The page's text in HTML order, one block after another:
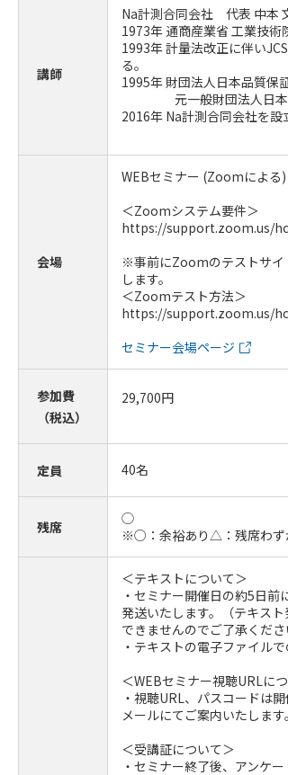
講師
Na計測合同会社 代表 中本
1973年 通商産業省 工業技術
1993年 計量法改正に伴い
る。
1995年 財団法人日本品質保
元一般財団法人日本品
2016年 Na計測合同会社を設
会場
WEBセミナー (Zoomによる)
＜Zoomシステム要件＞
https://support.zoom.us/
※事前にZoomのテストサイ
します。
＜Zoomテスト方法＞
https://support.zoom.us/
セミナー会場ページ
参加費
（税込）
29,700円
定員 40名
残席
◯
※○：余裕あり△：残席わずか
＜テキストについて＞
・セミナー開催日の約5日
発送いたします。（テキス
できませんのでご了承くださ
・テキストの電子ファイル
＜WEBセミナー視聴URLにつ
・視聴URL、パスコードは
メールにてご案内いたします。
＜受講証について＞
・セミナー終了後、アンケ